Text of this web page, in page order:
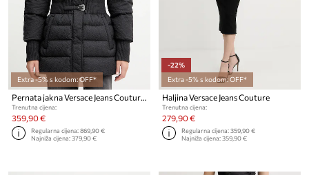
Extra -5% s kodom: OFF*
Pernata jakna Versace Jeans Couture
Trenutna cijena:
359,90 €
Regularna cijena:869,90 €
Najniža cijena:379,90 €
-22%
Extra -5% s kodom: OFF*
Haljina Versace Jeans Couture
Trenutna cijena:
279,90 €
Regularna cijena:359,90 €
Najniža cijena:359,90 €